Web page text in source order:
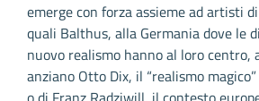
emerge con forza assieme ad artisti
quali Balthus, alla Germania dove le
nuovo realismo hanno al loro centro,
anziano Otto Dix, il “realismo